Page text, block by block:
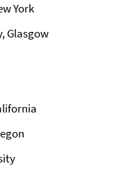
York
Glasgow